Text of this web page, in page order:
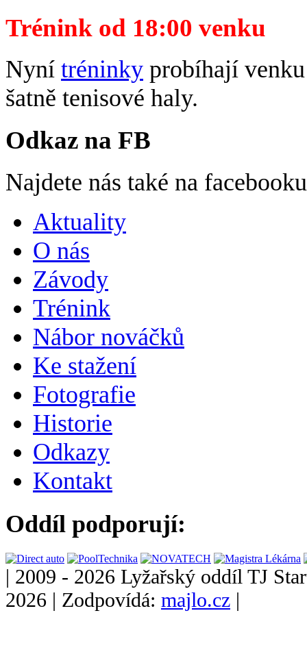
Trénink od 18:00 venku
Nyní tréninky probíhají
šatně tenisové haly.
Odkaz na FB
Najdete nás také na
Aktuality
O nás
Závody
Trénink
Nábor nováčků
Ke stažení
Fotografie
Historie
Odkazy
Kontakt
Oddíl podporují:
| 2009 - 2026 Lyžařský oddíl TJ
2026 | Zodpovídá: majlo.cz |